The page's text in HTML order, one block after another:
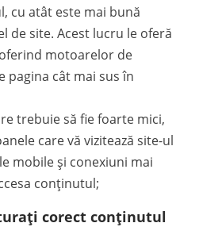
cu atât este mai bună
de site. Acest lucru le oferă
motoarelor de
pagina cât mai sus în
trebuie să fie foarte mici,
care vă vizitează site-ul
mobile și conexiuni mai
conținutul;
corect conținutul